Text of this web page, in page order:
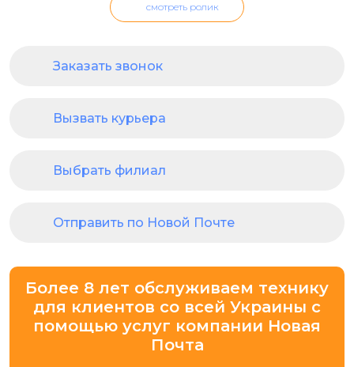
смотреть ролик
Заказать звонок
Вызвать курьера
Выбрать филиал
Отправить по Новой Почте
Более 8 лет обслуживаем технику
для клиентов со всей Украины с
помощью услуг компании Новая
Почта